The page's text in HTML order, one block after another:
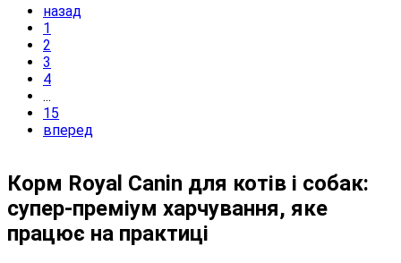
назад
1
2
3
4
...
15
вперед
Корм Royal Canin для котів і собак:
супер-преміум харчування, яке
працює на практиці